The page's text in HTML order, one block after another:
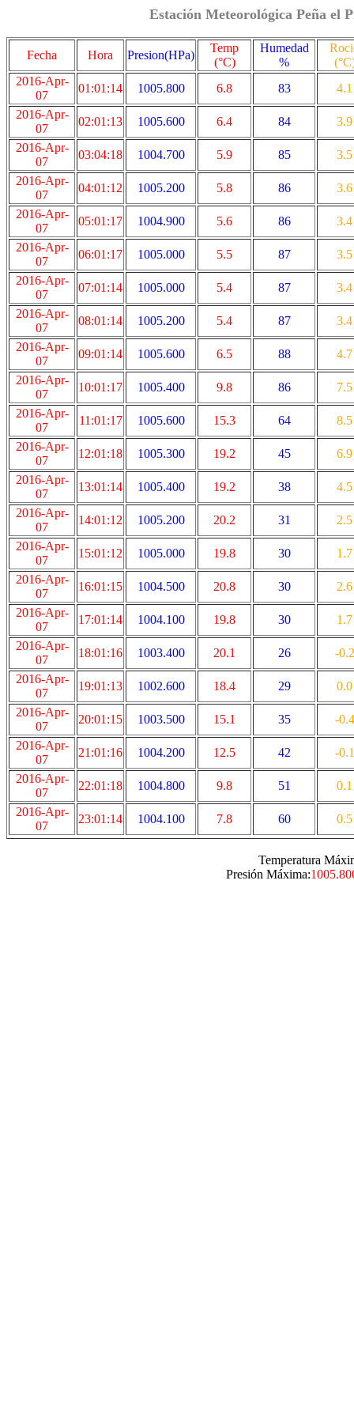
Estación Meteorológica Peña el
Fecha Hora Presion(HPa)
Temp
(°C)
Humedad
%
2016-Apr-
07
01:01:14 1005.800 6.8 83
4.1
2016-Apr-
07
02:01:13 1005.600 6.4 84
3.9
2016-Apr-
07
03:04:18 1004.700 5.9 85
3.5
2016-Apr-
07
04:01:12 1005.200 5.8 86
3.6
2016-Apr-
07
05:01:17 1004.900 5.6 86
3.4
2016-Apr-
07
06:01:17 1005.000 5.5 87
3.5
2016-Apr-
07
07:01:14 1005.000 5.4 87
3.4
2016-Apr-
07
08:01:14 1005.200 5.4 87
3.4
2016-Apr-
07
09:01:14 1005.600 6.5 88
4.7
2016-Apr-
07
10:01:17 1005.400 9.8 86
7.5
2016-Apr-
07
11:01:17 1005.600 15.3 64
8.5
2016-Apr-
07
12:01:18 1005.300 19.2 45
6.9
2016-Apr-
07
13:01:14 1005.400 19.2 38
4.5
2016-Apr-
07
14:01:12 1005.200 20.2 31
2.5
2016-Apr-
07
15:01:12 1005.000 19.8 30
1.7
2016-Apr-
07
16:01:15 1004.500 20.8 30
2.6
2016-Apr-
07
17:01:14 1004.100 19.8 30
1.7
2016-Apr-
07
18:01:16 1003.400 20.1 26
-0.2
2016-Apr-
07
19:01:13 1002.600 18.4 29
0.0
2016-Apr-
07
20:01:15 1003.500 15.1 35
-0.4
2016-Apr-
07
21:01:16 1004.200 12.5 42
-0.1
2016-Apr-
07
22:01:18 1004.800 9.8 51
0.1
2016-Apr-
07
23:01:14 1004.100 7.8 60 0.5
Temperatura
Presión Máxima: